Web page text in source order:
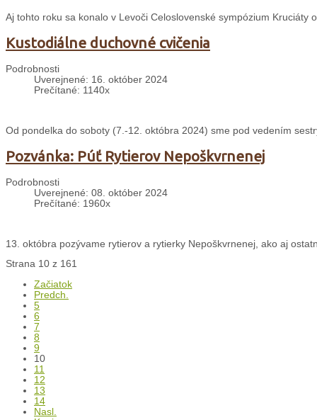
Aj tohto roku sa konalo v Levoči Celoslovenské sympózium
Kustodiálne duchovné cvičenia
Podrobnosti
Uverejnené: 16. október 2024
Prečítané: 1140x
Od pondelka do soboty (7.-12. októbra 2024) sme pod vedením
Pozvánka: Púť Rytierov Nepoškvrnenej
Podrobnosti
Uverejnené: 08. október 2024
Prečítané: 1960x
13. októbra pozývame rytierov a rytierky Nepoškvrnenej, ako aj
Strana 10 z 161
Začiatok
Predch.
5
6
7
8
9
10
11
12
13
14
Nasl.